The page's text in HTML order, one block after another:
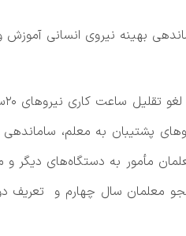
و بلندمدت برای ساماندهی بهینه نیروی
پشتیبان به معلم، ساماندهی
لغو معلمان مأمور به
معلمان سال چهارم و تعریف